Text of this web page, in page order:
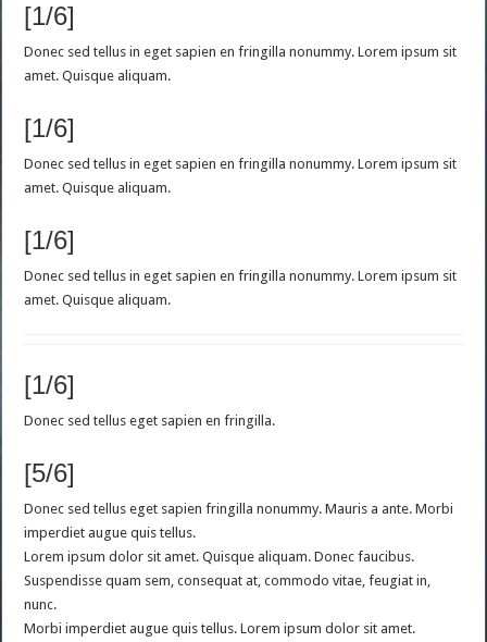
[1/6]
Donec sed tellus in eget sapien en fringilla nonummy. Lorem ipsum sit
amet. Quisque aliquam.
[1/6]
Donec sed tellus in eget sapien en fringilla nonummy. Lorem ipsum sit
amet. Quisque aliquam.
[1/6]
Donec sed tellus in eget sapien en fringilla nonummy. Lorem ipsum sit
amet. Quisque aliquam.
[1/6]
Donec sed tellus eget sapien en fringilla.
[5/6]
Donec sed tellus eget sapien fringilla nonummy. Mauris a ante. Morbi
imperdiet augue quis tellus.
Lorem ipsum dolor sit amet. Quisque aliquam. Donec faucibus.
Suspendisse quam sem, consequat at, commodo vitae, feugiat in,
nunc.
Morbi imperdiet augue quis tellus. Lorem ipsum dolor sit amet.